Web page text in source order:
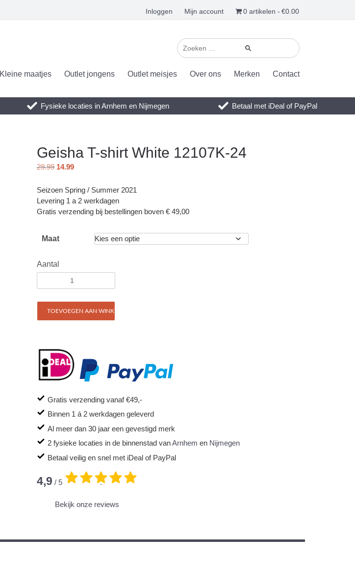
Inloggen Mijn account 0 artikelen €0.00
Kleine maatjes Outlet jongens Outlet meisjes Over ons Merken Contact
Fysieke locaties in Arnhem en Nijmegen Betaal met iDeal of PayPal
Geisha T-shirt White 12107K-24
29.99 14.99
Seizoen Spring / Summer 2021
Levering 1 a 2 werkdagen
Gratis verzending bij bestellingen boven € 49,00
Maat
Aantal
TOEVOEGEN AAN WINKELWAGEN
Gratis verzending vanaf €49,-
Binnen 1 á 2 werkdagen geleverd
Al meer dan 30 jaar een gevestigd merk
2 fysieke locaties in de binnenstad vanArnhem en Nijmegen
Betaal veilig en snel met iDeal of PayPal
4,9 / 5 .
Bekijk onze reviews